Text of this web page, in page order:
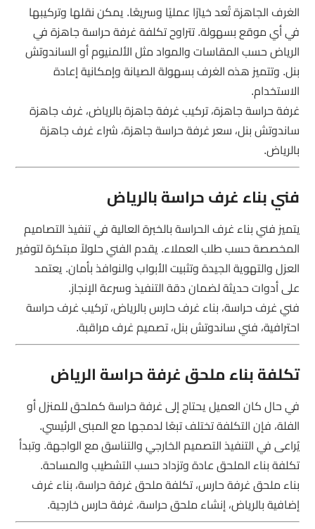
الغرف الجاهزة تُعد خيارًا عمليًا وسريعًا. يمكن نقلها وتركيبها
في أي موقع بسهولة. تتراوح تكلفة غرفة حراسة جاهزة في
الرياض حسب المقاسات والمواد مثل الألمنيوم أو الساندوتش
بنل. وتتميز هذه الغرف بسهولة الصيانة وإمكانية إعادة
الاستخدام.
غرفة حراسة جاهزة، تركيب غرفة جاهزة بالرياض، غرف جاهزة
ساندوتش بنل، سعر غرفة حراسة جاهزة، شراء غرف جاهزة
بالرياض.
فني بناء غرف حراسة بالرياض
يتميز فني بناء غرف الحراسة بالخبرة العالية في تنفيذ التصاميم
المخصصة حسب طلب العملاء. يقدم الفني حلولاً مبتكرة لتوفير
العزل والتهوية الجيدة وتثبيت الأبواب والنوافذ بأمان. يعتمد
على أدوات حديثة لضمان دقة التنفيذ وسرعة الإنجاز.
فني غرف حراسة، بناء غرف حارس بالرياض، تركيب غرف حراسة
احترافية، فني ساندوتش بنل، تصميم غرف مراقبة.
تكلفة بناء ملحق غرفة حراسة الرياض
في حال كان العميل يحتاج إلى غرفة حراسة كملحق للمنزل أو
الفلة، فإن التكلفة تختلف تبعًا لدمجها مع المبنى الرئيسي.
يُراعى في التنفيذ التصميم الخارجي والتناسق مع الواجهة. وتبدأ
تكلفة بناء الملحق عادة وتزداد حسب التشطيب والمساحة.
بناء ملحق غرفة حارس، تكلفة ملحق غرفة حراسة، بناء غرف
إضافية بالرياض، إنشاء ملحق حراسة، غرفة حارس خارجية.